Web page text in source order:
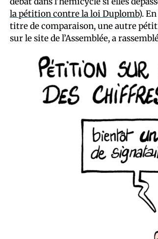
la pétition contre la loi Duplomb).
titre de comparaison, une autre
sur le site de l’Assemblée, a